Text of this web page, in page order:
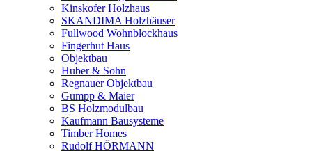
Kinskofer Holzhaus
SKANDIMA Holzhäuser
Fullwood Wohnblockhaus
Fingerhut Haus
Objektbau
Huber & Sohn
Regnauer Objektbau
Gumpp & Maier
BS Holzmodulbau
Kaufmann Bausysteme
Timber Homes
Rudolf HÖRMANN